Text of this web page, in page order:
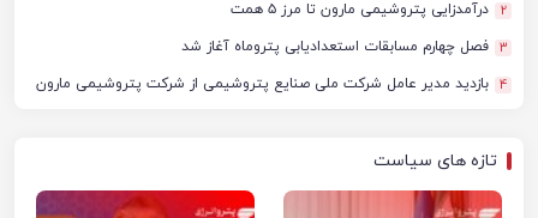
2 درآمدزایی پتروشیمی مارون تا مرز ۵ همت
3 فصل چهارم مسابقات استعدادیابی پتروماه آغاز شد
4 بازدید مدیر عامل شرکت ملی صنایع پتروشیمی از شرکت پتروشیمی مارون
تازه های سیاست